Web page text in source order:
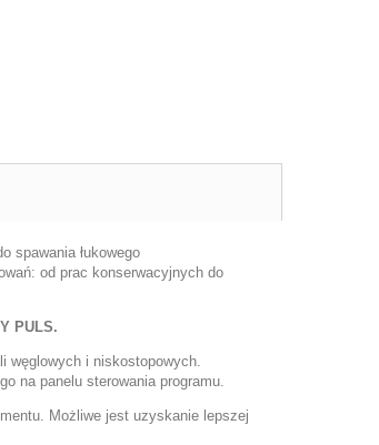
spawania łukowego
od prac konserwacyjnych do
PULS.
węglowych i niskostopowych.
na panelu sterowania programu.
Możliwe jest uzyskanie lepszej